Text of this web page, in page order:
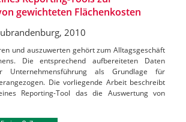
gewichteten Flächenkosten
2010
und auszuwerten gehört zum Alltagsgeschäft
Die entsprechend aufbereiteten Daten
Unternehmensführung als Grundlage für
Die vorliegende Arbeit beschreibt
Reporting-Tool das die Auswertung von